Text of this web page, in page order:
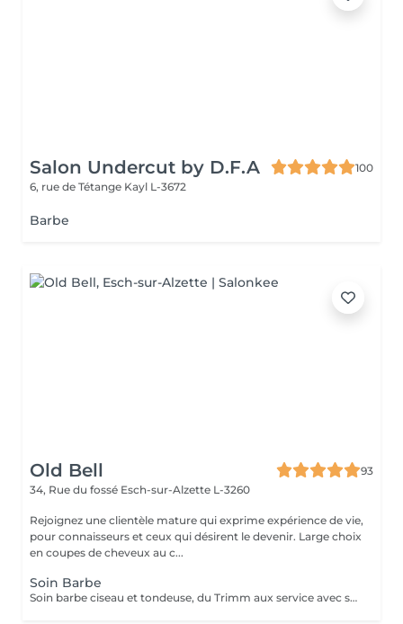
Salon Undercut by D.F.A
100
6, rue de Tétange Kayl L-3672
Barbe
Old Bell
93
34, Rue du fossé Esch-sur-Alzette L-3260
Rejoignez une clientèle mature qui exprime expérience de vie,
pour connaisseurs et ceux qui désirent le devenir. Large choix
en coupes de cheveux au c...
Soin Barbe
Soin barbe ciseau et tondeuse, du Trimm aux service avec serviettes chaudes